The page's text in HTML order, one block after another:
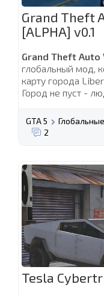
Grand Theft
[ALPHA] v0.1
Grand Theft Auto
глобальный мод,
карту города
Город не пуст -
GTA 5
2
Tesla